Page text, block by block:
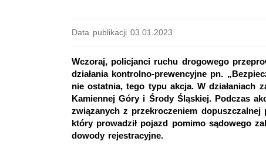
Data publikacji 03.01.2023
Wczoraj, policjanci ruchu drogowego
działania kontrolno-prewencyjne pn.
nie ostatnia, tego typu akcja. W działaniach
Kamiennej Góry i Środy Śląskiej. Podczas
związanych z przekroczeniem
który prowadził pojazd pomimo sądowego
dowody rejestracyjne.